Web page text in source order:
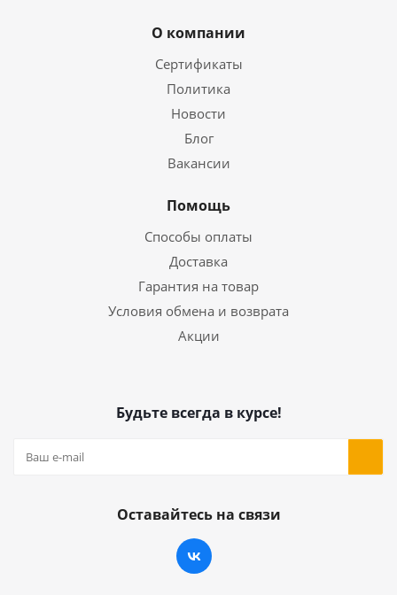
О компании
Сертификаты
Политика
Новости
Блог
Вакансии
Помощь
Способы оплаты
Доставка
Гарантия на товар
Условия обмена и возврата
Акции
Будьте всегда в курсе!
Оставайтесь на связи